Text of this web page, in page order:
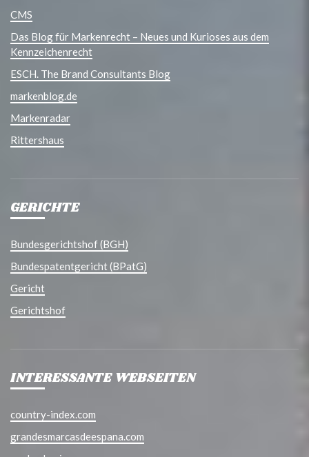
CMS
Das Blog für Markenrecht – Neues und Kurioses aus dem
Kennzeichenrecht
ESCH. The Brand Consultants Blog
markenblog.de
Markenradar
Rittershaus
GERICHTE
Bundesgerichtshof (BGH)
Bundespatentgericht (BPatG)
Gericht
Gerichtshof
INTERESSANTE WEBSEITEN
country-index.com
grandesmarcasdeespana.com